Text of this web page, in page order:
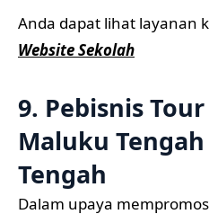
Anda dapat lihat layanan
Website Sekolah
9. Pebisnis
Maluku
Tengah
Dalam upaya